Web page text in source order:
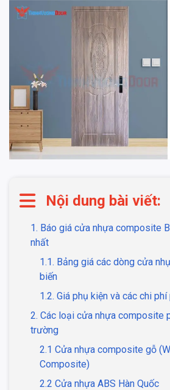
Nội dung bài viết:
1. Báo giá cửa nhựa composite
nhất
1.1. Bảng giá các dòng cửa
biến
1.2. Giá phụ kiện và các chi
2. Các loại cửa nhựa composite
trường
2.1 Cửa nhựa composite gỗ
Composite)
2.2 Cửa nhựa ABS Hàn Quốc